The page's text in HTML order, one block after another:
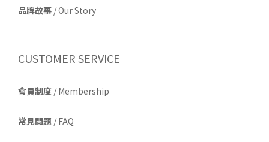
品牌故事 /Our Story
CUSTOMER SERVICE
會員制度 / Membership
常見問題 / FAQ